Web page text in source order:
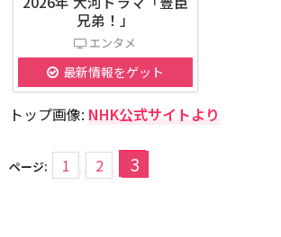
兄弟！」
エンタメ
最新情報をゲット
トップ画像: NHK公式サイトより
ページ: 1 2 3